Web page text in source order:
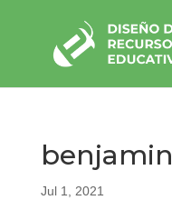
benjamin
Jul 1, 2021